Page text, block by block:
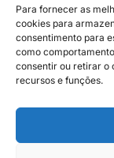
Para fornecer as
cookies para
consentimento para
como
consentir ou retirar o
recursos e funções.
Política de